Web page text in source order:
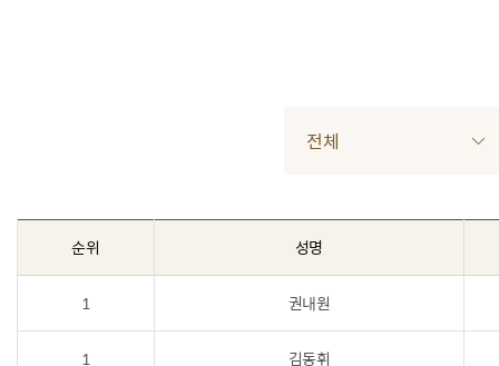
전체
순위 성명
1 권내원
1 김동휘